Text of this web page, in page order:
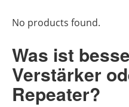
No products found.
Was ist
Verstärker
Repeater?